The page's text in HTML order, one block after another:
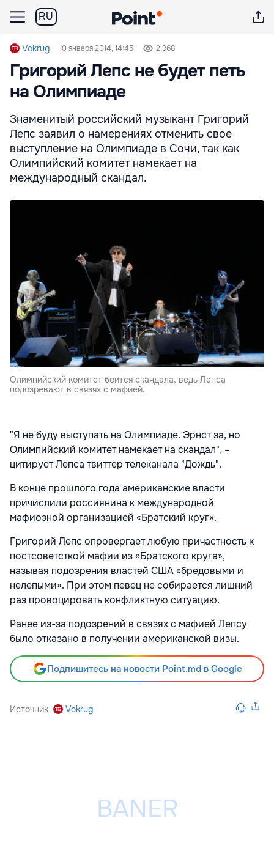
RU
Vokrug 10 января 2014, 14:45 2 968
Григорий Лепс не будет петь
на Олимпиаде
Знаменитый российский музыкант Григорий
Лепс заявил о намерениях отменить свое
выступление на Олимпиаде в Сочи, так как
Олимпийский комитет намекает на
международный скандал.
Олимпийский комитет боится скандала, ведь Лепса
подозревают в связях с мафией.
"Я не буду выступать на Олимпиаде. Эрнст за, но
Олимпийский комитет намекает на скандал", –
цитирует Лепса твиттер телеканала "Дождь".
В конце прошлого года американские власти
причислили россиянина к международной
мафиозной организацией «Братский круг».
Григорий Лепс опровергает любую причастность к
постсоветсткой мафии из «Братского круга»,
называя подозрения властей США «бредовыми и
нелепыми». При этом певец не собирается лишний
раз провоцировать конфликтную ситуацию.
Ранее из-за подозрений в связях с мафией Лепсу
было отказано в получении американской визы.
Подпишитесь на новости Point.md в Google
Источник Vokrug